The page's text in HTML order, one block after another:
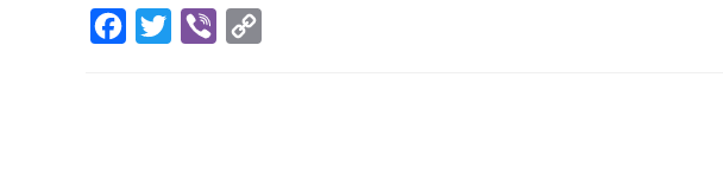
Facebook
Twitter Viber